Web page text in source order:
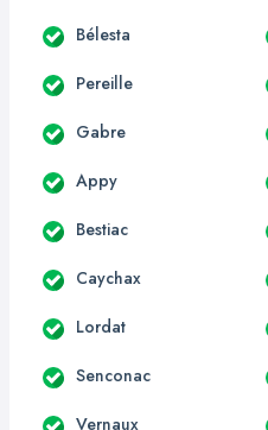
Bélesta
Pereille
Gabre
Appy
Bestiac
Caychax
Lordat
Senconac
Vernaux